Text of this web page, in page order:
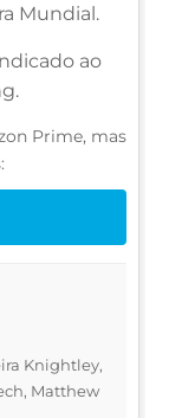
Mundial.
ao
Prime, mas
Knightley,
Matthew